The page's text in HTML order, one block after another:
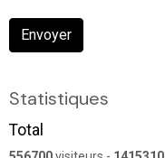
Envoyer
Statistiques
Total